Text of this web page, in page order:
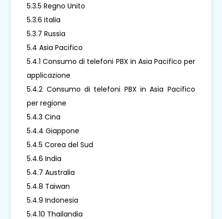
5.3.5 Regno Unito
5.3.6 Italia
5.3.7 Russia
5.4 Asia Pacifico
5.4.1 Consumo di telefoni PBX in Asia Pacifico per
applicazione
5.4.2 Consumo di telefoni PBX in Asia Pacifico
per regione
5.4.3 Cina
5.4.4 Giappone
5.4.5 Corea del Sud
5.4.6 India
5.4.7 Australia
5.4.8 Taiwan
5.4.9 Indonesia
5.4.10 Thailandia